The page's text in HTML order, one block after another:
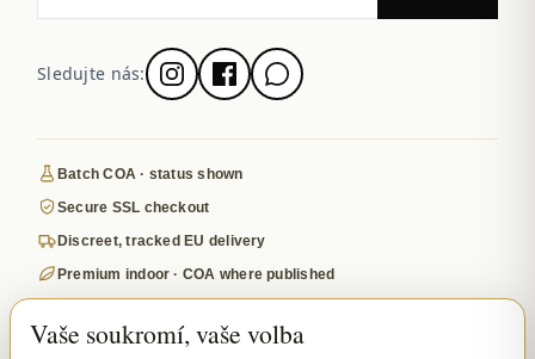
Sledujte nás:
Batch COA · status shown
Secure SSL checkout
Discreet, tracked EU delivery
Premium indoor · COA where published
Vaše soukromí, vaše volba